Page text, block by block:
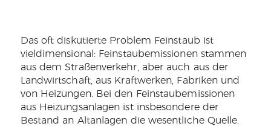
Das oft diskutierte Problem Feinstaub ist
vieldimensional: Feinstaubemissionen stammen
aus dem Straßenverkehr, aber auch aus der
Landwirtschaft, aus Kraftwerken, Fabriken und
von Heizungen. Bei den Feinstaubemissionen
aus Heizungsanlagen ist insbesondere der
Bestand an Altanlagen die wesentliche Quelle.